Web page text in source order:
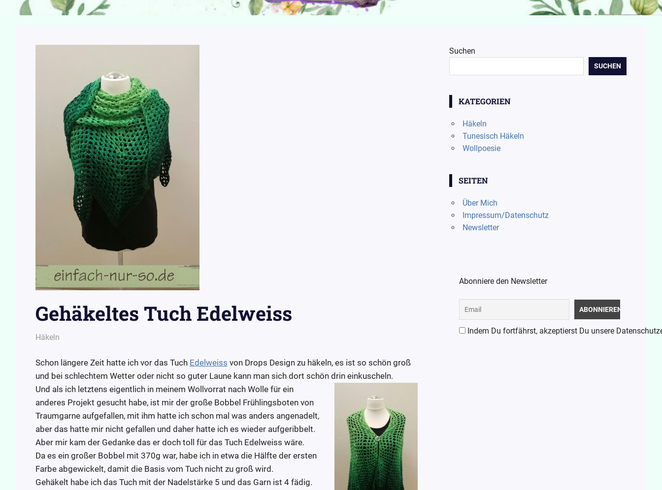
Gehäkeltes Tuch Edelweiss
8. November 2016
Wollpoesie
Häkeln
Schon längere Zeit hatte ich vor das Tuch Edelweiss von Drops Design zu häkeln, es ist so schön groß
und bei schlechtem Wetter oder nicht so guter Laune kann man sich dort schön drin einkuscheln.
Und als ich letztens eigentlich in meinem Wollvorrat nach Wolle für ein
anderes Projekt gesucht habe, ist mir der große Bobbel Frühlingsboten von
Traumgarne aufgefallen, mit ihm hatte ich schon mal was anders angenadelt,
aber das hatte mir nicht gefallen und daher hatte ich es wieder aufgeribbelt.
Aber mir kam der Gedanke das er doch toll für das Tuch Edelweiss wäre.
Da es ein großer Bobbel mit 370g war, habe ich in etwa die Hälfte der ersten
Farbe abgewickelt, damit die Basis vom Tuch nicht zu groß wird.
Gehäkelt habe ich das Tuch mit der Nadelstärke 5 und das Garn ist 4 fädig.
Suchen
SUCHEN
KATEGORIEN
Häkeln
Tunesisch Häkeln
Wollpoesie
SEITEN
Über Mich
Impressum/Datenschutz
Newsletter
Abonniere den Newsletter
Indem Du fortfährst, akzeptierst Du unsere